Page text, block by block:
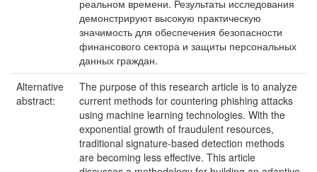
реальном времени. Результаты исследования
демонстрируют высокую практическую
значимость для обеспечения безопасности
финансового сектора и защиты персональных
данных граждан.
Alternative
abstract:
The purpose of this research article is to analyze
current methods for countering phishing attacks
using machine learning technologies. With the
exponential growth of fraudulent resources,
traditional signature-based detection methods
are becoming less effective. This article